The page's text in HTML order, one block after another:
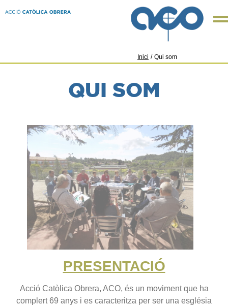
Inici / Qui som
QUI SOM
PRESENTACIÓ
Acció Catòlica Obrera, ACO, és un moviment que ha
complert 69 anys i es caracteritza per ser una església